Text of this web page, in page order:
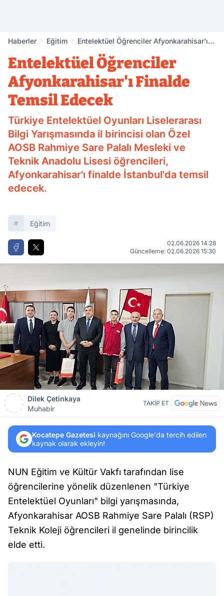
Haberler Eğitim
Entelektüel Öğrenciler Afyonkarahisar'ı
Entelektüel Öğrenciler
Afyonkarahisar'ı Finalde
Temsil Edecek
Türkiye Entelektüel Oyunları Liselerarası
Bilgi Yarışmasında il birincisi olan Özel
AOSB Rahmiye Sare Palalı Mesleki ve
Teknik Anadolu Lisesi öğrencileri,
Afyonkarahisar'ı finalde İstanbul'da temsil
edecek.
Eğitim
02.06.2026 14:28
Güncelleme: 02.06.2026 15:30
Dilek Çetinkaya
Muhabir
TAKİP ET
Kocatepe Gazetesi kaynağını Google'da tercih edilen
kaynak olarak ekleyin!
NUN Eğitim ve Kültür Vakfı tarafından lise
öğrencilerine yönelik düzenlenen "Türkiye
Entelektüel Oyunları" bilgi yarışmasında,
Afyonkarahisar AOSB Rahmiye Sare Palalı (RSP)
Teknik Koleji öğrencileri il genelinde birincilik
elde etti.